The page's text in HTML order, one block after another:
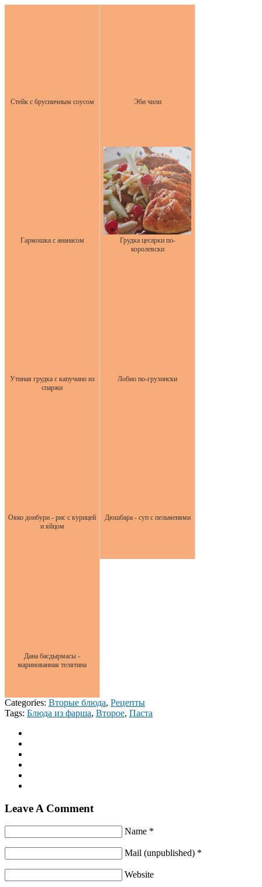
Стейк с брусничным соусом Эби чили
Гармошка с ананасом
Грудка цесарки по-
королевски
Утиная грудка с капучино из
спаржи
Лобио по-грузински
Ояко донбури - рис с курицей
и яйцом
Дюшбара - суп с пельменями
Дана басдырмасы -
маринованная телятина
Categories: Вторые блюда, Рецепты
Tags: Блюда из фарша, Второе, Паста
Leave A Comment
Name *
Mail (unpublished) *
Website